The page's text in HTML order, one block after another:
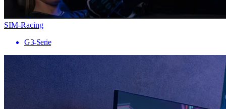
SIM-Racing
G3-Serie